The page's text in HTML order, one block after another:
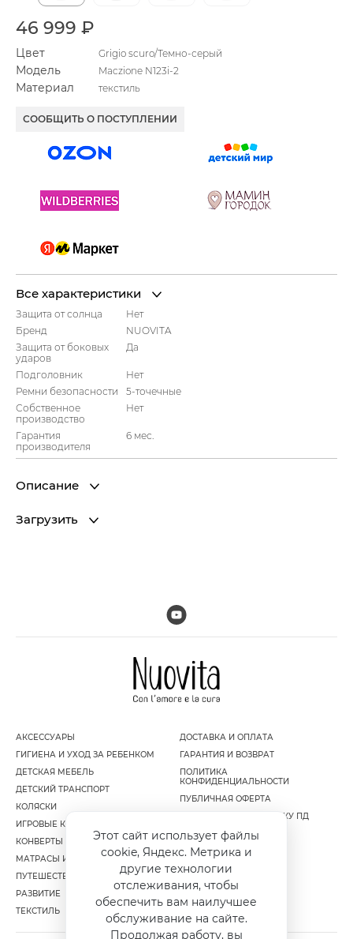
46 999 ₽
Цвет Grigio scuro/Темно-серый
Модель Maczione N123i-2
Материал текстиль
СООБЩИТЬ О ПОСТУПЛЕНИИ
Все характеристики
Защита от солнца
Нет
Бренд
NUOVITA
Защита от боковых
ударов
Да
Подголовник
Нет
Ремни безопасности
5-точечные
Собственное
производство
Нет
Гарантия
производителя
6 мес.
Описание
Загрузить
АКСЕССУАРЫ
ГИГИЕНА И УХОД ЗА РЕБЕНКОМ
ДЕТСКАЯ МЕБЕЛЬ
ДЕТСКИЙ ТРАНСПОРТ
КОЛЯСКИ
ИГРОВЫЕ КОМПЛЕКСЫ
КОНВЕРТЫ И МУФТЫ
МАТРАСЫ И НАМАТРАСНИКИ
ПУТЕШЕСТВИЕ
РАЗВИТИЕ
ТЕКСТИЛЬ
ДОСТАВКА И ОПЛАТА
ГАРАНТИЯ И ВОЗВРАТ
ПОЛИТИКА
КОНФИДЕНЦИАЛЬНОСТИ
ПУБЛИЧНАЯ ОФЕРТА
СОГЛАСИЕ НА ОБРАБОТКУ ПД
Этот сайт использует файлы
cookie, Яндекс. Метрика и
другие технологии
отслеживания, чтобы
обеспечить вам наилучшее
обслуживание на сайте.
Продолжая работу, вы